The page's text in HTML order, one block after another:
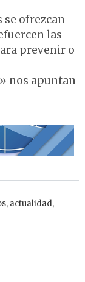
se ofrezcan
las
prevenir o
nos apuntan
, actualidad,